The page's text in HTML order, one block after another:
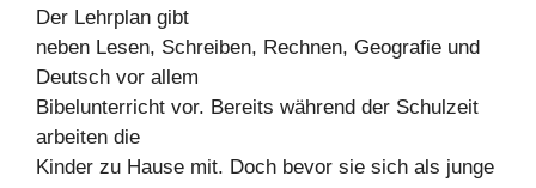
Der Lehrplan gibt
neben Lesen, Schreiben, Rechnen, Geografie und
Deutsch vor allem
Bibelunterricht vor. Bereits während der Schulzeit
arbeiten die
Kinder zu Hause mit. Doch bevor sie sich als junge